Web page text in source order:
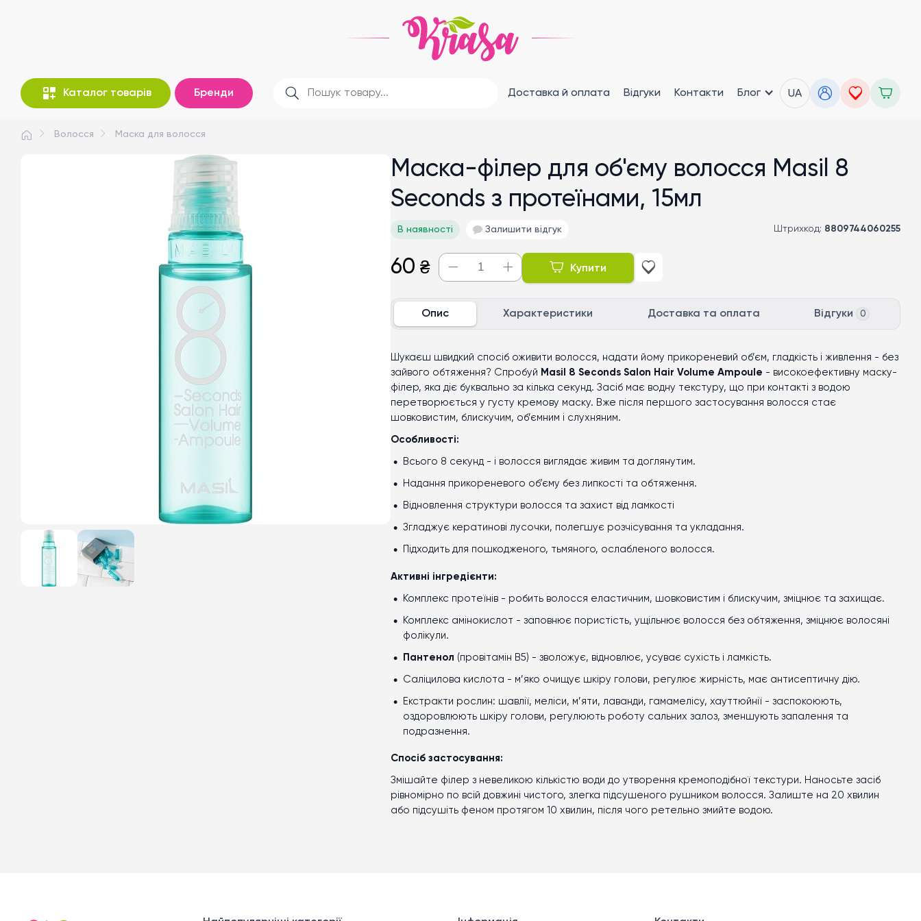
Каталог товарів Бренди Доставка й оплата Відгуки Контакти Блог UA
Волосся Маска для волосся
Маска-філер для об'єму волосся Masil 8
Seconds з протеїнами, 15мл
В наявності Залишити відгук Штрихкод: 8809744060255
60 ₴ Купити
Опис Характеристики Доставка та оплата Відгуки 0
Шукаєш швидкий спосіб оживити волосся, надати йому прикореневий об’єм, гладкість і живлення - без
зайвого обтяження? Спробуй Masil 8 Seconds Salon Hair Volume Ampoule - високоефективну маску-
філер, яка діє буквально за кілька секунд. Засіб має водну текстуру, що при контакті з водою
перетворюється у густу кремову маску. Вже після першого застосування волосся стає
шовковистим, блискучим, об’ємним і слухняним.
Особливості:
Всього 8 секунд - і волосся виглядає живим та доглянутим.
Надання прикореневого об’єму без липкості та обтяження.
Відновлення структури волосся та захист від ламкості
Згладжує кератинові лусочки, полегшує розчісування та укладання.
Підходить для пошкодженого, тьмяного, ослабленого волосся.
Активні інгредієнти:
Комплекс протеїнів - робить волосся еластичним, шовковистим і блискучим, зміцнює та захищає.
Комплекс амінокислот - заповнює пористість, ущільнює волосся без обтяження, зміцнює волосяні
фолікули.
Пантенол (провітамін B5) - зволожує, відновлює, усуває сухість і ламкість.
Саліцилова кислота - м’яко очищує шкіру голови, регулює жирність, має антисептичну дію.
Екстракти рослин: шавлії, меліси, м’яти, лаванди, гамамелісу, хауттюйнії - заспокоюють,
оздоровлюють шкіру голови, регулюють роботу сальних залоз, зменшують запалення та
подразнення.
Спосіб застосування:
Змішайте філер з невеликою кількістю води до утворення кремоподібної текстури. Наносьте засіб
рівномірно по всій довжині чистого, злегка підсушеного рушником волосся. Залиште на 20 хвилин
або підсушіть феном протягом 10 хвилин, після чого ретельно змийте водою.